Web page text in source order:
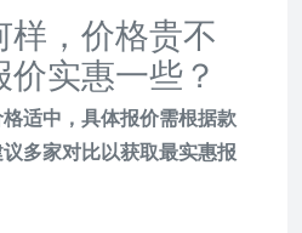
，价格贵不
实惠一些？
适中，具体报价需根据款
多家对比以获取最实惠报